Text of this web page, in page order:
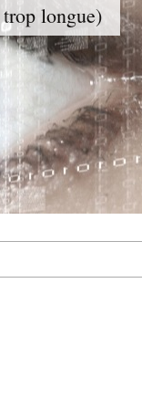
longue)